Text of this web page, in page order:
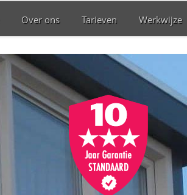
Over ons Tarieven Werkwijze